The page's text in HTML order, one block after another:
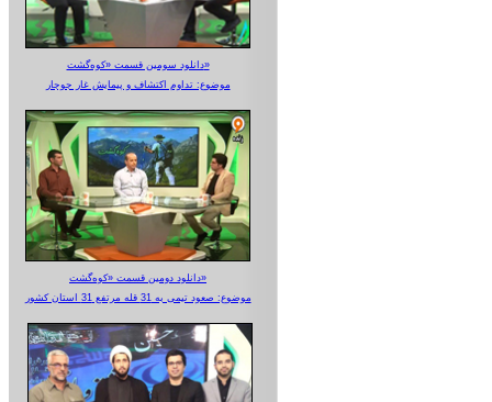
دانلود سومین قسمت «کوه‌گشت»
موضوع: تداوم اکتشاف و پیمایش غار جوجار
دانلود دومین قسمت «کوه‌گشت»
موضوع: صعود تیمی به 31 قله مرتفع 31 استان کشور